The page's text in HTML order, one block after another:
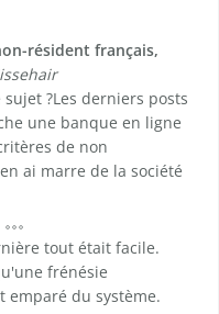
résident français,
?Les derniers posts
une banque en ligne
de non
ai marre de la société
tout était facile.
frénésie
emparé du système.